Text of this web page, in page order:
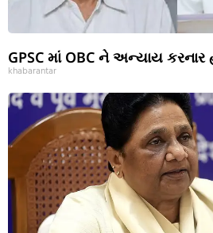
GPSC માં OBC ને અન્યાય
khabarantar